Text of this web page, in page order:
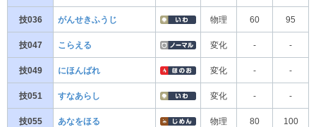
技036 がんせきふうじ 物理 60 95
技047 こらえる 変化 - -
技049 にほんばれ 変化 - -
技051 すなあらし 変化 - -
技055 あなをほる 物理 80 100